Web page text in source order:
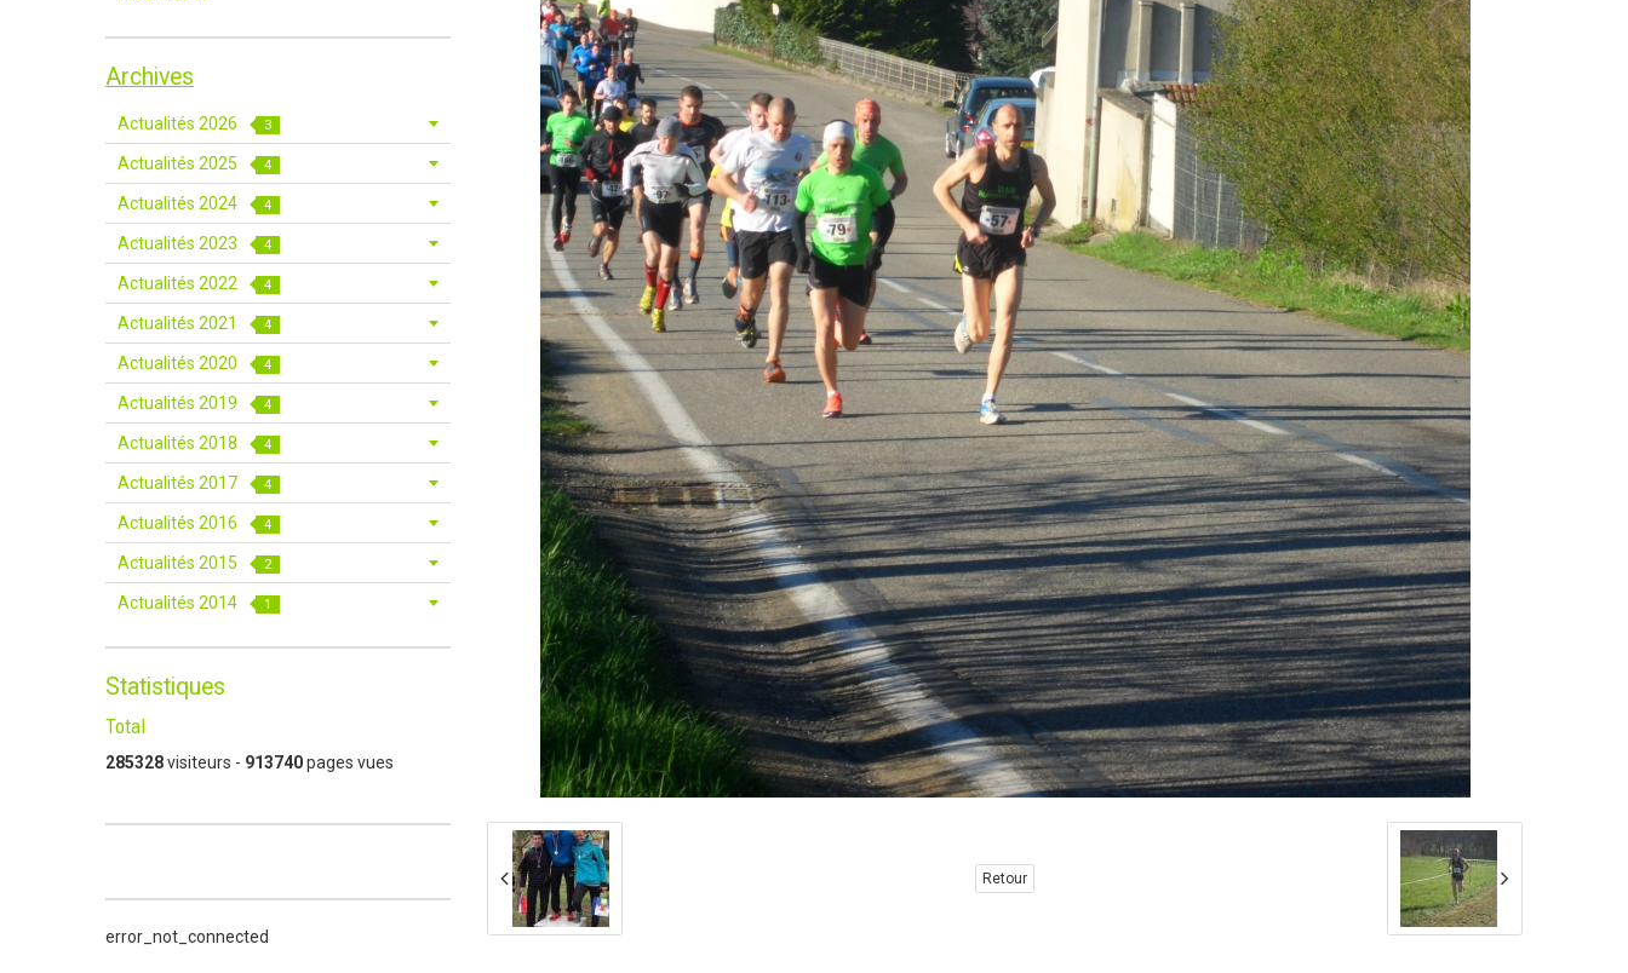
Retour
Archives
Actualités 2026 3
Actualités 2025 4
Actualités 2024 4
Actualités 2023 4
Actualités 2022 4
Actualités 2021 4
Actualités 2020 4
Actualités 2019 4
Actualités 2018 4
Actualités 2017 4
Actualités 2016 4
Actualités 2015 2
Actualités 2014 1
Statistiques
Total
285328visiteurs - 913740pages vues
error_not_connected